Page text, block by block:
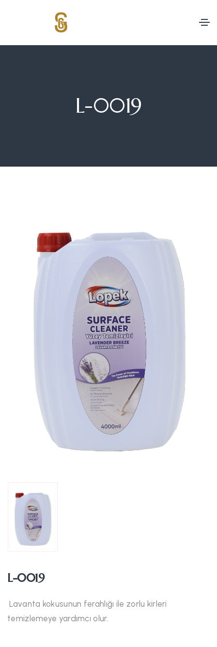
L-0019
L-0019
Lavanta kokusunun ferahlığı ile zorlu kirleri
temizlemeye yardımcı olur.